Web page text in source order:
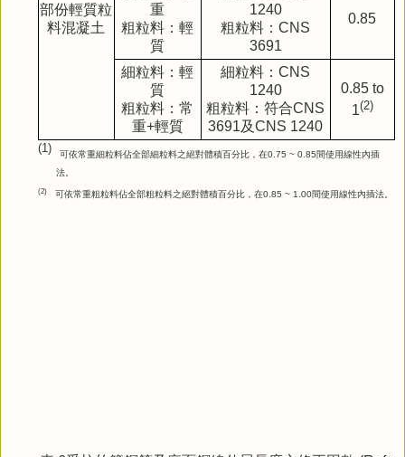
部份輕質粒
料混凝土
重
粗粒料：輕
質
1240
粗粒料：CNS
3691
0.85
細粒料：輕
質
粗粒料：常
重+輕質
細粒料：CNS
1240
粗粒料：符合CNS
3691及CNS 1240
0.85 to
1(2)
(1) 可依常重細粒料佔全部細粒料之絕對體積百分比，在0.75 ~ 0.85間使用線性內插
法。
(2) 可依常重粗粒料佔全部粗粒料之絕對體積百分比，在0.85 ~ 1.00間使用線性內插法。